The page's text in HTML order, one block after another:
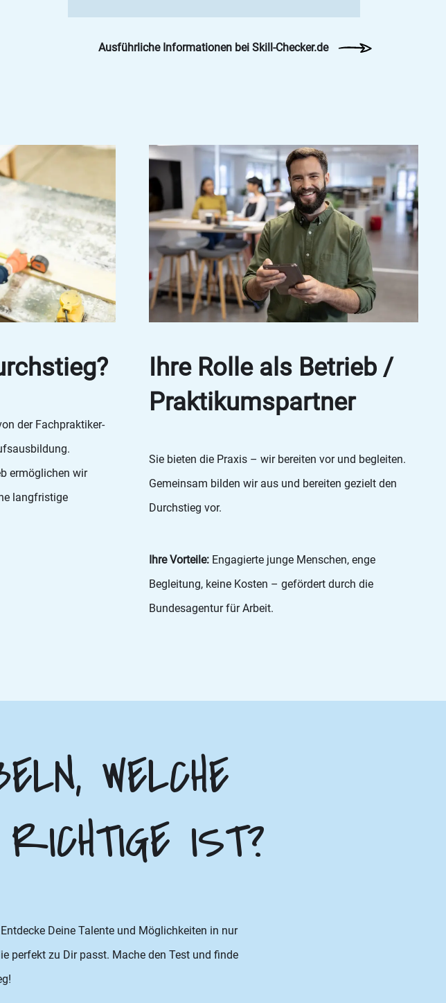
Ausführliche Informationen bei Skill-Checker.de
der Fachpraktiker-
ermöglichen wir
langfristige
Ihre Rolle als Betrieb /
Praktikumspartner
Sie bieten die Praxis – wir bereiten vor und begleiten.
Gemeinsam bilden wir aus und bereiten gezielt den
Durchstieg vor.
Ihre Vorteile:Engagierte junge Menschen, enge
Begleitung, keine Kosten – gefördert durch die
Bundesagentur für Arbeit.
WELCHE
IST?
Deine Talente und Möglichkeiten in nur
perfekt zu Dir passt. Mache den Test und finde